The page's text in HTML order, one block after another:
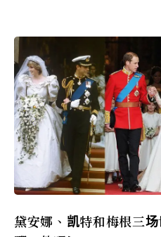
黛安娜、凯特和梅根三